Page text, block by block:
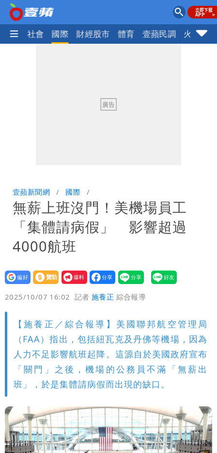
政治 社會 國際 財經股市 體育 壹蘋民調 火線話
壹蘋新聞網 國際
無薪上班沒門！美機場員工
「集體請病假」 影響超過
4000航班
設為
贊助
我要
爆料
2025/10/07 16:02 記者施養正 綜合報導
【施養正／綜合報導】美國聯邦航空管理局
（FAA）指出，包括紐瓦克及丹佛等機場，因為
人力不足影響航班起降。這源自於美國政府宣布
「關門」之後，機場的公務員不滿「無薪出
班」，於是集體請病假而出現的缺口。